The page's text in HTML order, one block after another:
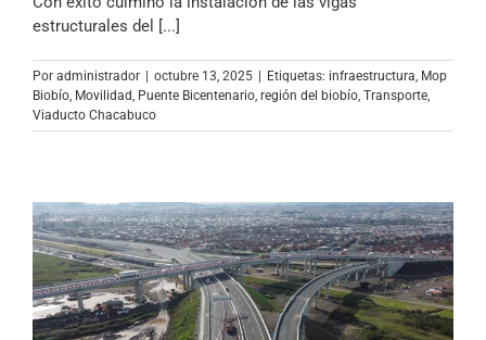
estructurales del [...]
Por administrador | octubre 13, 2025 | Etiquetas: infraestructura Mop
Biobío Movilidad Puente Bicentenario región del biobío Transporte
Viaducto Chacabuco